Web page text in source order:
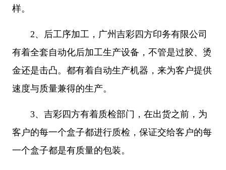
样。
2、
后工序加工，广州吉彩四方印务有限公司
有着全套自动化后加工生产设备，不管是过胶、烫
金还是击凸。都有着自动生产机器，来为客户提供
速度与质量兼得的生产。
3、 吉彩四方有着质检部门，在出货之前，为
客户的每一个盒子都进行质检，保证交给客户的每
一个盒子都是有质量的包装。